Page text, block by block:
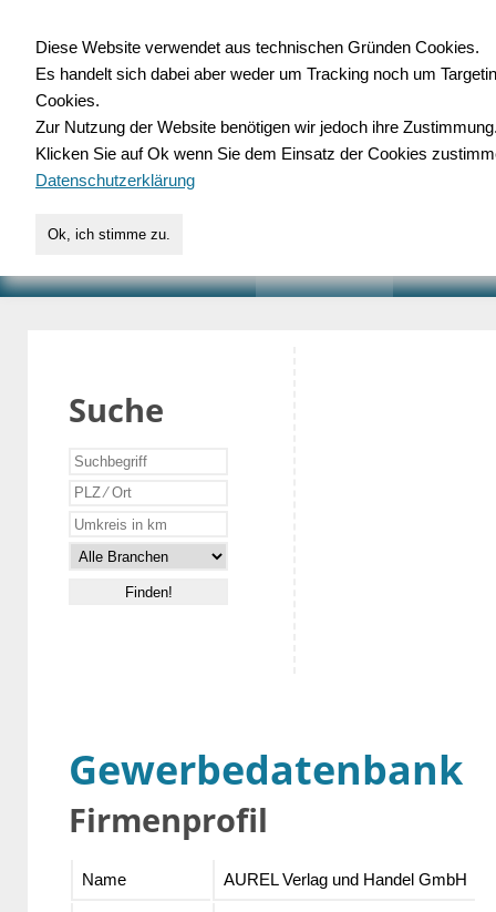
für Handwerk,
Suche
Gewerbedatenbank
Firmenprofil
Name AUREL Verlag und Handel GmbH
Diese Website verwendet aus technischen Gründen Cookies.
Es handelt sich dabei aber weder um Tracking noch um
Cookies.
Zur Nutzung der Website benötigen wir jedoch ihre
Klicken Sie auf Ok wenn Sie dem Einsatz der Cookies
Datenschutzerklärung
Ok, ich stimme zu.